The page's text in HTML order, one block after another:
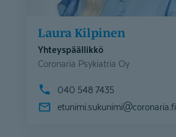
Laura Kilpinen
Yhteyspäällikkö
Coronaria Psykiatria Oy
040 548 7435
etunimi.sukunimi@coronaria.fi